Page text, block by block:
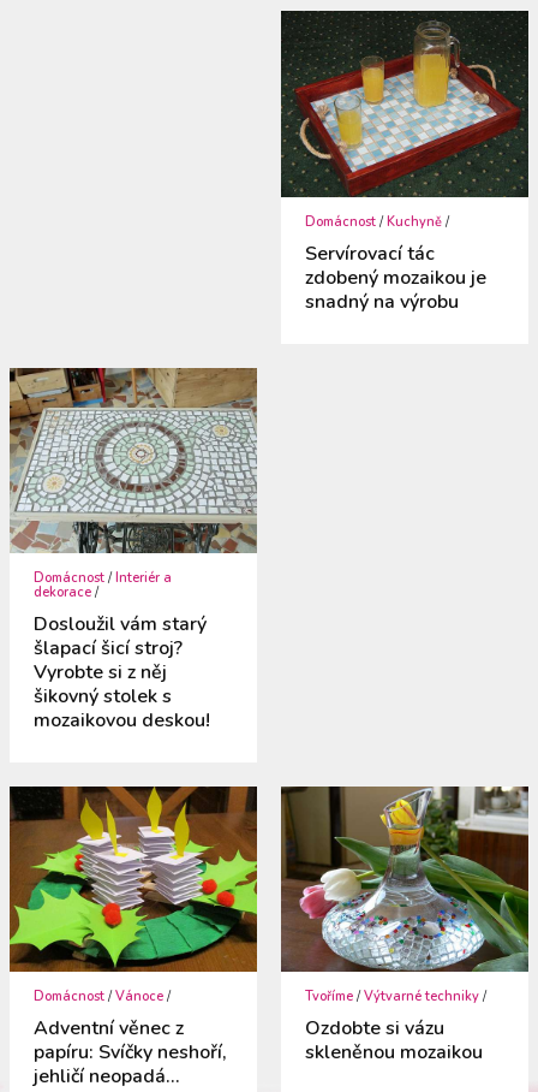
Domácnost /Kuchyně /
Servírovací tác
zdobený mozaikou je
snadný na výrobu
Domácnost / Interiér a
dekorace /
Dosloužil vám starý
šlapací šicí stroj?
Vyrobte si z něj
šikovný stolek s
mozaikovou deskou!
Domácnost /Vánoce /
Adventní věnec z
papíru: Svíčky neshoří,
jehličí neopadá...
Tvoříme /Výtvarné techniky /
Ozdobte si vázu
skleněnou mozaikou